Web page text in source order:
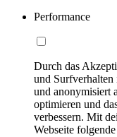
Performance
Durch das
und Surfverhalten
und anonymisiert
optimieren und
verbessern. Mit
Webseite